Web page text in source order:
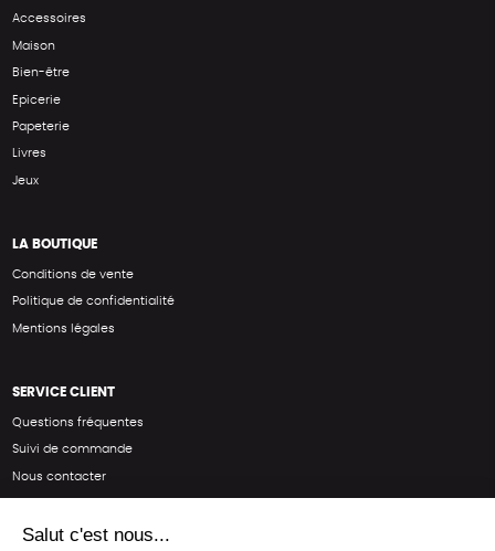
Accessoires
Maison
Bien-être
Epicerie
Papeterie
Livres
Jeux
LA BOUTIQUE
Conditions de vente
Politique de confidentialité
Mentions légales
SERVICE CLIENT
Questions fréquentes
Suivi de commande
Nous contacter